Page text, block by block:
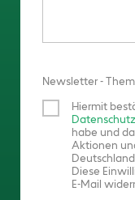
Newsletter -
Hiermit
habe und
Aktionen
Diese
E-Mail